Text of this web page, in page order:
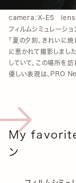
camera：X-E5 lens
フィルムシミュレーシ
「夏の夕刻、きれいに
に惹かれて撮影しまし
していて、この場所を
優しい表現は、PRO
My favorite
ン